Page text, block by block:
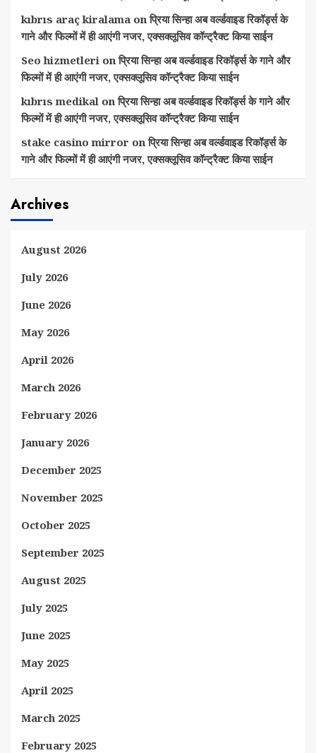
kıbrıs araç kiralama onप्रिया सिन्हा अब वर्ल्डवाइड रिकॉर्ड्स के
गाने और फिल्मों में ही आएंगी नजर, एक्सक्लूसिव कॉन्ट्रैक्ट किया साईन
Seo hizmetleri onप्रिया सिन्हा अब वर्ल्डवाइड रिकॉर्ड्स के गाने और
फिल्मों में ही आएंगी नजर, एक्सक्लूसिव कॉन्ट्रैक्ट किया साईन
kıbrıs medikal onप्रिया सिन्हा अब वर्ल्डवाइड रिकॉर्ड्स के गाने और
फिल्मों में ही आएंगी नजर, एक्सक्लूसिव कॉन्ट्रैक्ट किया साईन
stake casino mirror onप्रिया सिन्हा अब वर्ल्डवाइड रिकॉर्ड्स के
गाने और फिल्मों में ही आएंगी नजर, एक्सक्लूसिव कॉन्ट्रैक्ट किया साईन
Archives
August 2026
July 2026
June 2026
May 2026
April 2026
March 2026
February 2026
January 2026
December 2025
November 2025
October 2025
September 2025
August 2025
July 2025
June 2025
May 2025
April 2025
March 2025
February 2025